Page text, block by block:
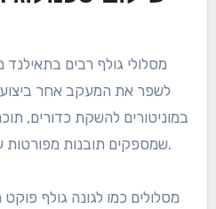
מתקני אימון נרחבים כמו
משחק קצר. רבים מהמקומות
מקצועיים שיכולים לספק
המותאם לרמות המיומנות האישיות.
למשל, מסלולים כמו מועדון
יכולים לעבוד על